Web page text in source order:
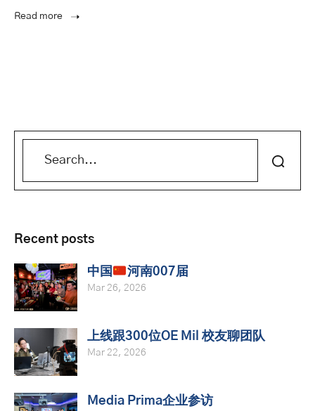
Read more
Recent posts
中国 河南007届
Mar 26, 2026
上线跟300位OE Mil 校友聊团队
Mar 22, 2026
Media Prima企业参访